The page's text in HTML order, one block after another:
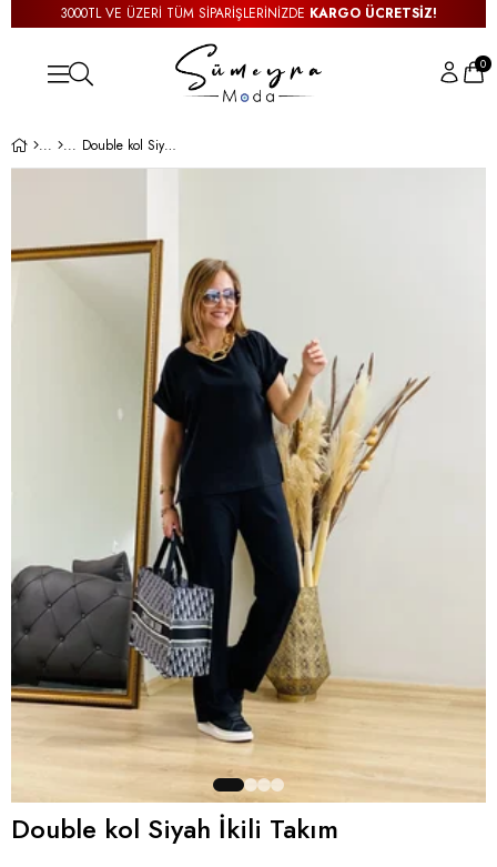
3000TL VE ÜZERİ TÜM SİPARİŞLERİNİZDE KARGO ÜCRETSİZ!
0
Double kol Siyah İkili Takım
Double kol Siyah İkili Takım